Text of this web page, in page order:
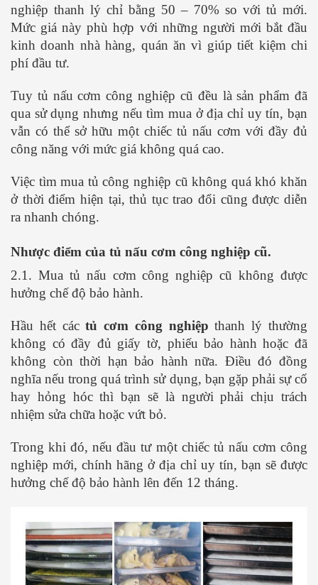
nghiệp thanh lý chỉ bằng 50 – 70% so với tủ mới.
Mức giá này phù hợp với những người mới bắt đầu
kinh doanh nhà hàng, quán ăn vì giúp tiết kiệm chi
phí đầu tư.
Tuy tủ nấu cơm công nghiệp cũ đều là sản phẩm đã
qua sử dụng nhưng nếu tìm mua ở địa chỉ uy tín, bạn
vẫn có thể sở hữu một chiếc tủ nấu cơm với đầy đủ
công năng với mức giá không quá cao.
Việc tìm mua tủ công nghiệp cũ không quá khó khăn
ở thời điểm hiện tại, thủ tục trao đổi cũng được diễn
ra nhanh chóng.
Nhược điểm của tủ nấu cơm công nghiệp cũ.
2.1. Mua tủ nấu cơm công nghiệp cũ không được
hưởng chế độ bảo hành.
Hầu hết cáctủ cơm công nghiệp thanh lý thường
không có đầy đủ giấy tờ, phiếu bảo hành hoặc đã
không còn thời hạn bảo hành nữa. Điều đó đồng
nghĩa nếu trong quá trình sử dụng, bạn gặp phải sự cố
hay hỏng hóc thì bạn sẽ là người phải chịu trách
nhiệm sửa chữa hoặc vứt bỏ.
Trong khi đó, nếu đầu tư một chiếc tủ nấu cơm công
nghiệp mới, chính hãng ở địa chỉ uy tín, bạn sẽ được
hưởng chế độ bảo hành lên đến 12 tháng.